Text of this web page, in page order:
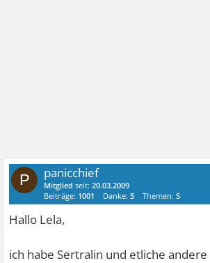
P panicchief
Mitglied seit:20.03.2009
Beiträge: 1001 Danke:5 Themen:5
Hallo Lela,
ich habe Sertralin und etliche